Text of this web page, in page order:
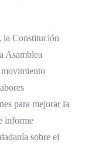
la Constitución
Asamblea
para mejorar la
informe
sobre el